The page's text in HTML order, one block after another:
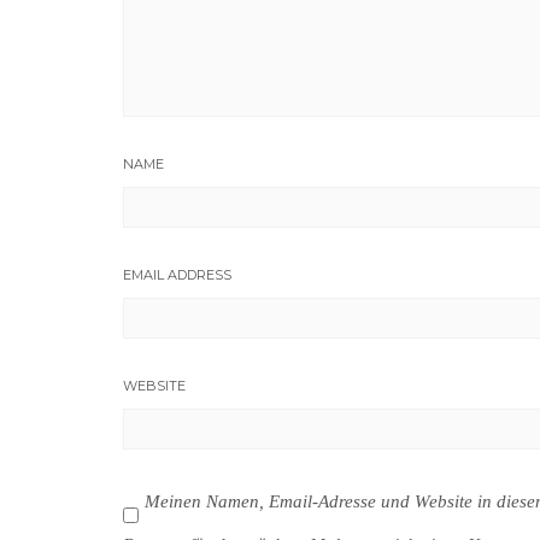
NAME
EMAIL ADDRESS
WEBSITE
Meinen Namen, Email-Adresse und Website in